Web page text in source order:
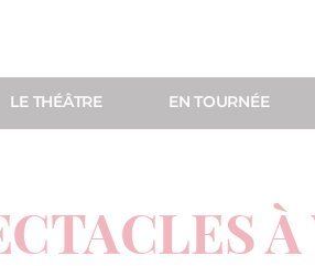
LE THÉÂTRE EN TOURNÉE